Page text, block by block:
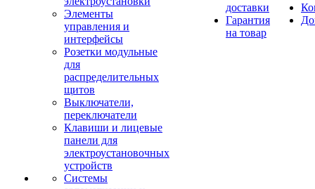
Элементы
управления и
интерфейсы
Розетки модульные
для
распределительных
щитов
Выключатели,
переключатели
Клавиши и лицевые
панели для
электроустановочных
устройств
Системы
доставки
Гарантия
на товар